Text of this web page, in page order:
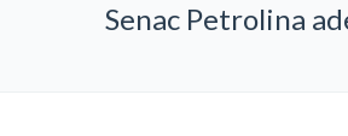
Senac Petrolina